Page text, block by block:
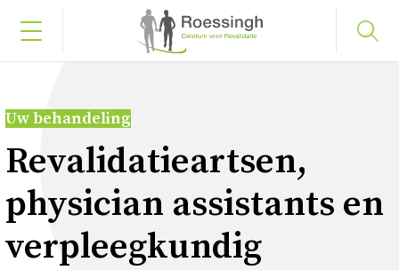
Inloggen
Home
Uw diagnose
Uw behandeling
Revalidatieartsen,
physician assistants en
verpleegkundig